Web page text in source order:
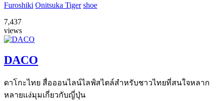
Furoshiki Onitsuka Tiger shoe
7,437
views
DACO
ดาโกะไทย สื่อออนไลน์ไลฟ์สไตล์สำหรับชาวไทยที่สนใจหลาก
หลายแง่มุมเกี่ยวกับญี่ปุ่น